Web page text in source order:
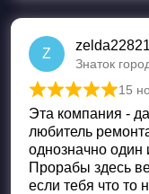
Z
zelda22821
Знаток
Оценка5
15
Эта компания -
любитель
однозначно
Прорабы здесь
если тебя что то